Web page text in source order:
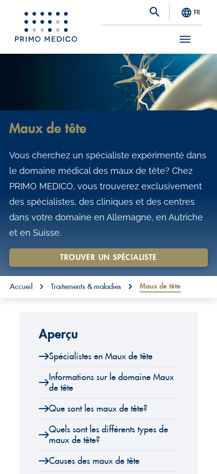
S
FR
Maux de tête
Vous cherchez un spécialiste expérimenté dans
le domaine médical des maux de tête? Chez
PRIMO MEDICO, vous trouverez exclusivement
des spécialistes, des cliniques et des centres
dans votre domaine en Allemagne, en Autriche
et en Suisse.
TROUVER UN SPÉCIALISTE
You are here:
Accueil Traitements & maladies Maux de tête
Aperçu
Spécialistes en Maux de tête
Informations sur le domaine Maux
de tête
Que sont les maux de tête?
Quels sont les différents types de
maux de tête?
Causes des maux de tête